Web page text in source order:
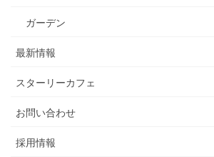
ガーデン
最新情報
スターリーカフェ
お問い合わせ
採用情報